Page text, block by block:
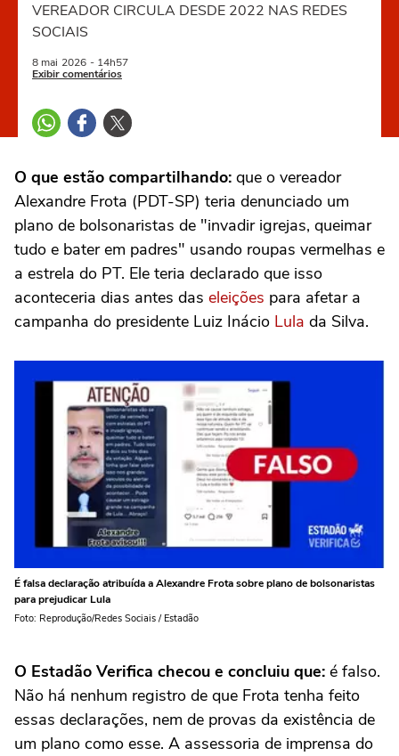
VEREADOR CIRCULA DESDE 2022 NAS REDES
SOCIAIS
8 mai 2026 - 14h57
Exibir comentários
O que estão compartilhando: que o vereador
Alexandre Frota (PDT-SP) teria denunciado um
plano de bolsonaristas de "invadir igrejas, queimar
tudo e bater em padres" usando roupas vermelhas e
a estrela do PT. Ele teria declarado que isso
aconteceria dias antes das eleições para afetar a
campanha do presidente Luiz Inácio Lula da Silva.
É falsa declaração atribuída a Alexandre Frota sobre plano de bolsonaristas
para prejudicar Lula
Foto: Reprodução/Redes Sociais / Estadão
O Estadão Verifica checou e concluiu que: é falso.
Não há nenhum registro de que Frota tenha feito
essas declarações, nem de provas da existência de
um plano como esse. A assessoria de imprensa do